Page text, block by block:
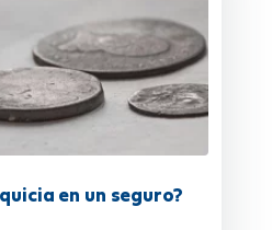
en un seguro?